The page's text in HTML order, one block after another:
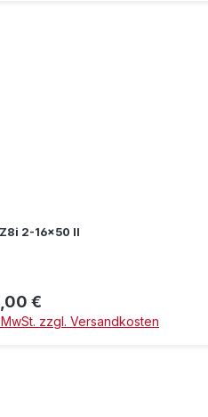
2-16x50 II
€
zzgl. Versandkosten